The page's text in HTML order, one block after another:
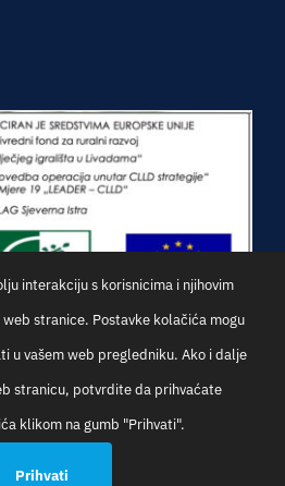
Studio Web Art
interakciju s korisnicima i njihovim
stranice. Postavke kolačića mogu
u vašem web pregledniku. Ako i dalje
stranicu, potvrdite da prihvaćate
klikom na gumb "Prihvati".
Prihvati